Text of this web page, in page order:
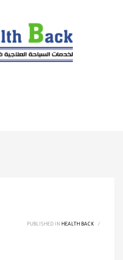
/
PUBLISHED IN HEALTH BACK